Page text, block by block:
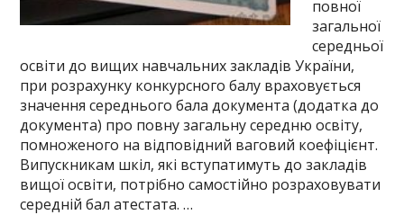
повної
загальної
середньої
освіти до вищих навчальних закладів України,
при розрахунку конкурсного балу враховується
значення середнього бала документа (додатка до
документа) про повну загальну середню освіту,
помноженого на відповідний ваговий коефіцієнт.
Випускникам шкіл, які вступатимуть до закладів
вищої освіти, потрібно самостійно розраховувати
середній бал атестата. …